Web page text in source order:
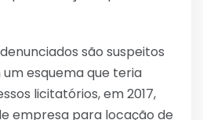
são suspeitos
esquema que teria
licitatórios, em 2017,
empresa para locação de